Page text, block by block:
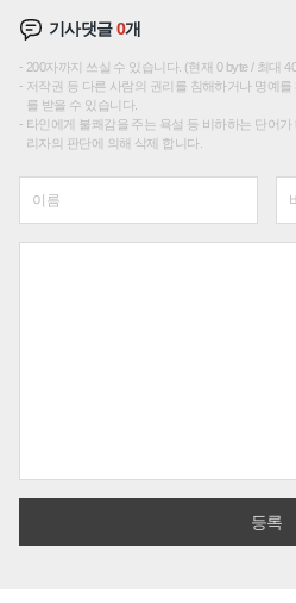
기사댓글0개
200자까지 쓰실 수 있습니다. (현재 0 byte / 최대
저작권 등 다른 사람의 권리를 침해하거나 명예
를 받을 수 있습니다.
타인에게 불쾌감을 주는 욕설 등 비하하는 단어
리자의 판단에 의해 삭제 합니다.